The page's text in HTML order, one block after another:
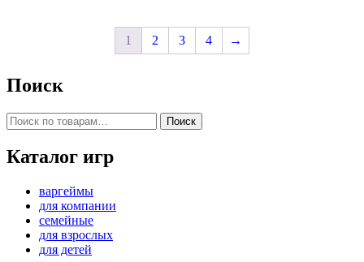
1 2 3 4 →
Поиск
Искать: Поиск
Каталог игр
варгеймы
для компании
семейные
для взрослых
для детей